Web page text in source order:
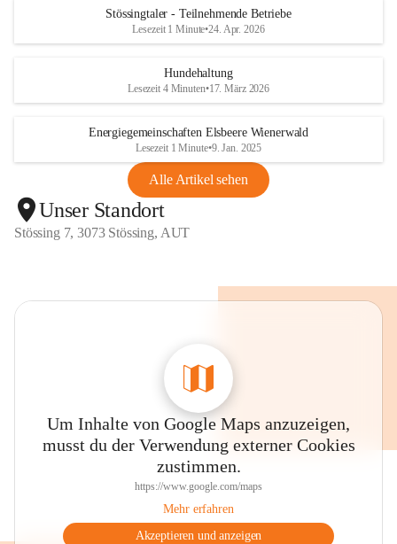
Stössingtaler - Teilnehmende Betriebe
Lesezeit 1 Minute•24. Apr. 2026
Hundehaltung
Lesezeit 4 Minuten•17. März 2026
Energiegemeinschaften Elsbeere Wienerwald
Lesezeit 1 Minute•9. Jan. 2025
Alle Artikel sehen
Unser Standort
Stössing 7, 3073 Stössing, AUT
Um Inhalte von Google Maps anzuzeigen,
musst du der Verwendung externer Cookies
zustimmen.
https://www.google.com/maps
Mehr erfahren
Akzeptieren und anzeigen